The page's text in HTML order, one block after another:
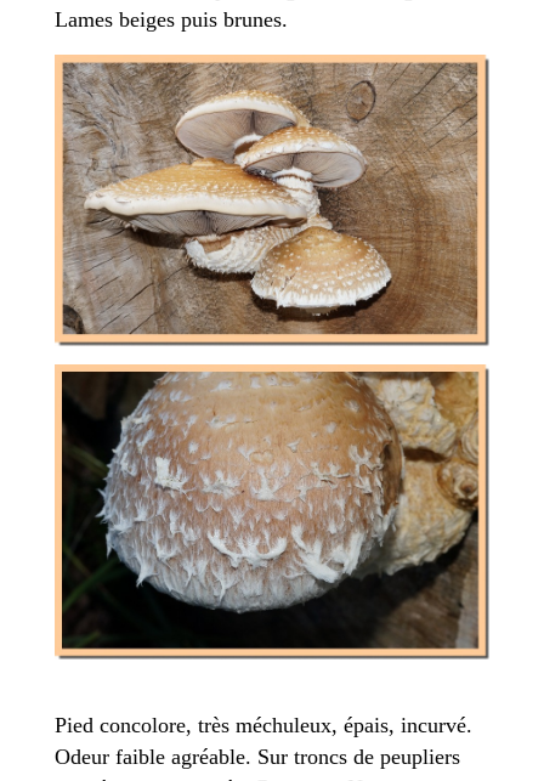
Lames beiges puis brunes.
Pied concolore, très méchuleux, épais, incurvé.
Odeur faible agréable. Sur troncs de peupliers